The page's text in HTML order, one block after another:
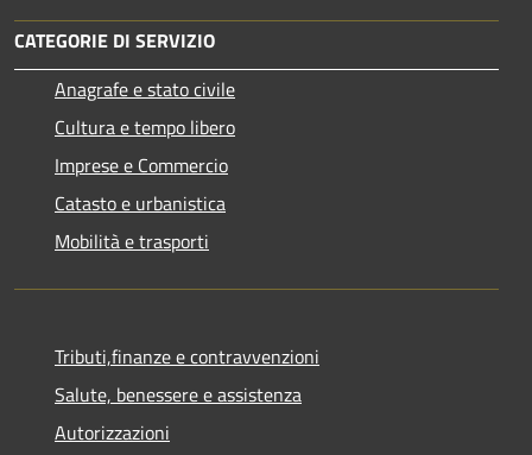
CATEGORIE DI SERVIZIO
Anagrafe e stato civile
Cultura e tempo libero
Imprese e Commercio
Catasto e urbanistica
Mobilità e trasporti
Tributi,finanze e contravvenzioni
Salute, benessere e assistenza
Autorizzazioni